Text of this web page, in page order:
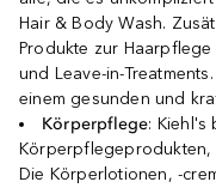
Hair & Body Wash.
Produkte zur Haarpflege
und Leave-in-
einem gesunden und
Körperpflege: Kiehl's
Körperpflegeprodukten,
Die Körperlotionen, -